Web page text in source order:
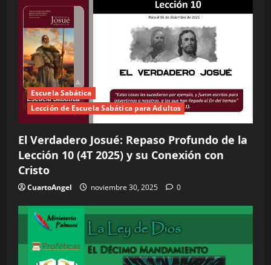
Escuela Sabática
Lección de Escuela Sabática para Adultos
El Verdadero Josué: Repaso Profundo de la
Lección 10 (4T 2025) y su Conexión con
Cristo
CuartoAngel noviembre 30, 2025 0